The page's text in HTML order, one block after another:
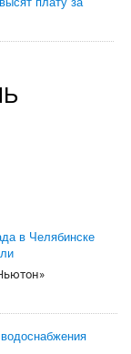
в Челябинске